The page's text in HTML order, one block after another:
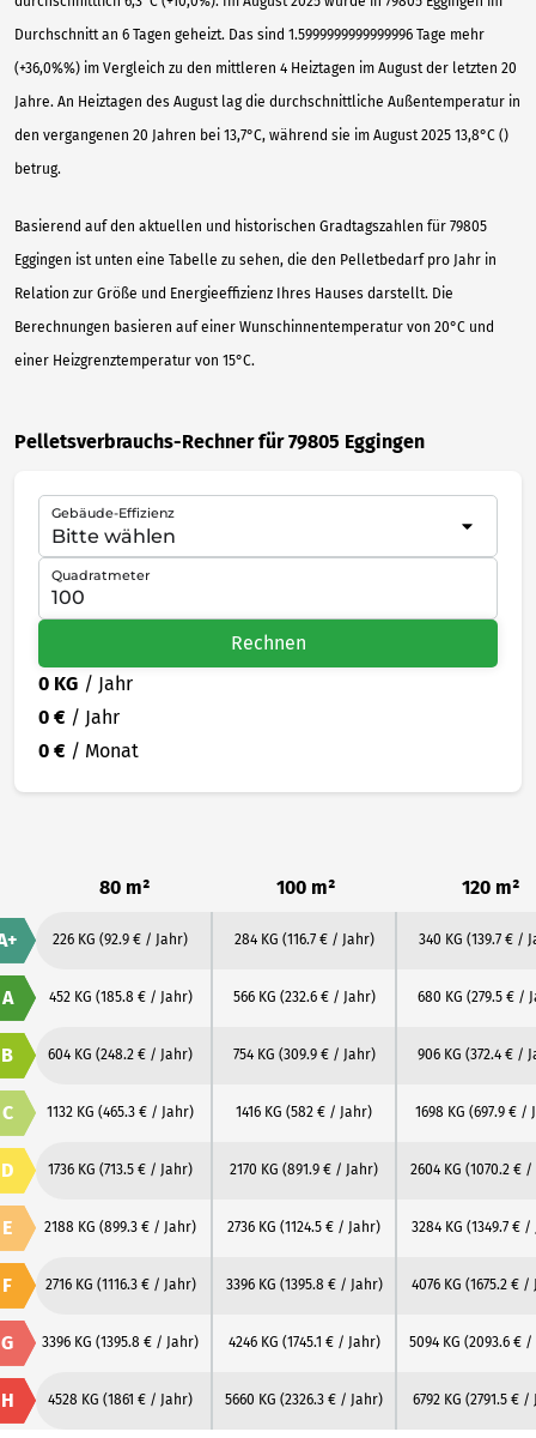
Durchschnitt an 6 Tagen geheizt. Das sind 1.5999999999999996 Tage mehr
(+36,0%%) im Vergleich zu den mittleren 4 Heiztagen im August der letzten 20
Jahre. An Heiztagen des August lag die durchschnittliche Außentemperatur in
den vergangenen 20 Jahren bei 13,7°C, während sie im August 2025 13,8°C ()
betrug.
Basierend auf den aktuellen und historischen Gradtagszahlen für 79805
Eggingen ist unten eine Tabelle zu sehen, die den Pelletbedarf pro Jahr in
Relation zur Größe und Energieeffizienz Ihres Hauses darstellt. Die
Berechnungen basieren auf einer Wunschinnentemperatur von 20°C und
einer Heizgrenztemperatur von 15°C.
Pelletsverbrauchs-Rechner für 79805 Eggingen
Gebäude-Effizienz
Quadratmeter
Rechnen
0 KG / Jahr
0 € / Jahr
0 € / Monat
80 m² 100 m² 120 m²
226 KG (92.9 € / Jahr) 284 KG (116.7 € / Jahr) 340 KG (139.7 € /
A 452 KG (185.8 € / Jahr) 566 KG (232.6 € / Jahr) 680 KG (279.5 € /
B 604 KG (248.2 € / Jahr) 754 KG (309.9 € / Jahr) 906 KG (372.4 € /
C 1132 KG (465.3 € / Jahr) 1416 KG (582 € / Jahr) 1698 KG (697.9 € /
D 1736 KG (713.5 € / Jahr) 2170 KG (891.9 € / Jahr) 2604 KG (1070.2 € /
E 2188 KG (899.3 € / Jahr) 2736 KG (1124.5 € / Jahr) 3284 KG (1349.7 € /
F 2716 KG (1116.3 € / Jahr) 3396 KG (1395.8 € / Jahr) 4076 KG (1675.2 € /
G 3396 KG (1395.8 € / Jahr) 4246 KG (1745.1 € / Jahr) 5094 KG (2093.6 € /
H 4528 KG (1861 € / Jahr) 5660 KG (2326.3 € / Jahr) 6792 KG (2791.5 € /